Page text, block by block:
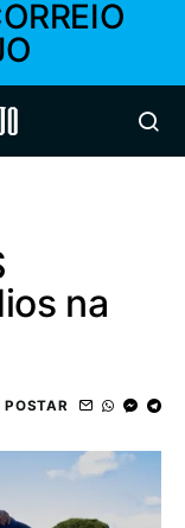
na
POSTAR